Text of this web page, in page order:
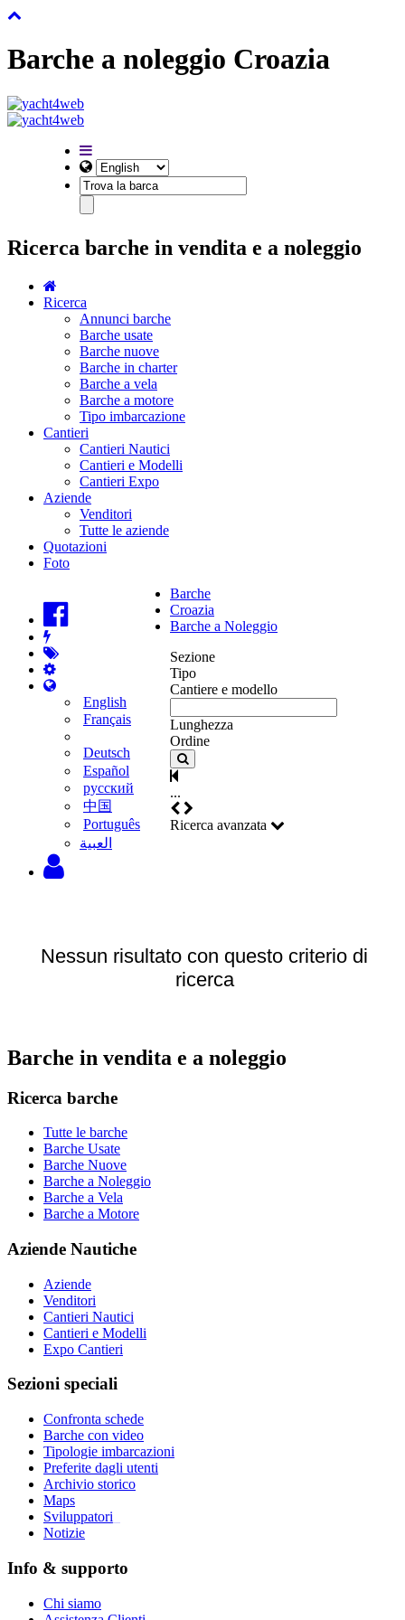
Barche a noleggio Croazia
Ricerca barche in vendita e a noleggio
Ricerca
Annunci barche
Barche usate
Barche nuove
Barche in charter
Barche a vela
Barche a motore
Tipo imbarcazione
Cantieri
Cantieri Nautici
Cantieri e Modelli
Cantieri Expo
Aziende
Venditori
Tutte le aziende
Quotazioni
Foto
English
Français
Deutsch
Español
русский
中国
Português
‫العبية
Barche
Croazia
Barche a Noleggio
Sezione
Tipo
Cantiere e modello
Lunghezza
Ordine
...
Ricerca avanzata
Nessun risultato con questo criterio di
ricerca
Barche in vendita e a noleggio
Ricerca barche
Tutte le barche
Barche Usate
Barche Nuove
Barche a Noleggio
Barche a Vela
Barche a Motore
Aziende Nautiche
Aziende
Venditori
Cantieri Nautici
Cantieri e Modelli
Expo Cantieri
Sezioni speciali
Confronta schede
Barche con video
Tipologie imbarcazioni
Preferite dagli utenti
Archivio storico
Maps
Sviluppatori
Notizie
Info & supporto
Chi siamo